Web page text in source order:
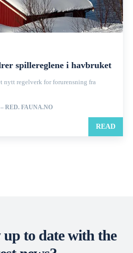
spillereglene i havbruket
nytt regelverk for forurensning fra
RED. FAUNA.NO
READ
to date with the